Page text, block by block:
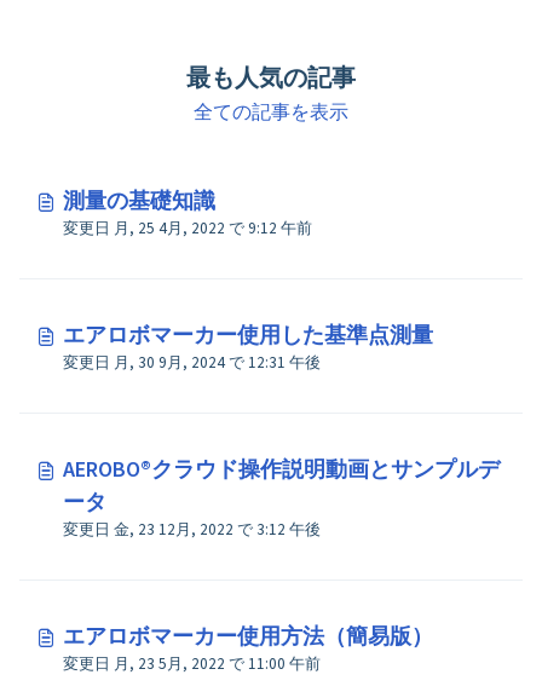
最も人気の記事
全ての記事を表示
測量の基礎知識
変更日 月, 25 4月, 2022 で 9:12 午前
エアロボマーカー使用した基準点測量
変更日 月, 30 9月, 2024 で 12:31 午後
AEROBO®クラウド操作説明動画とサンプルデ
ータ
変更日 金, 23 12月, 2022 で 3:12 午後
エアロボマーカー使用方法（簡易版）
変更日 月, 23 5月, 2022 で 11:00 午前